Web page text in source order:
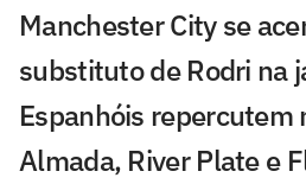
Manchester City se
substituto de Rodri na
Espanhóis repercutem
Almada, River Plate e